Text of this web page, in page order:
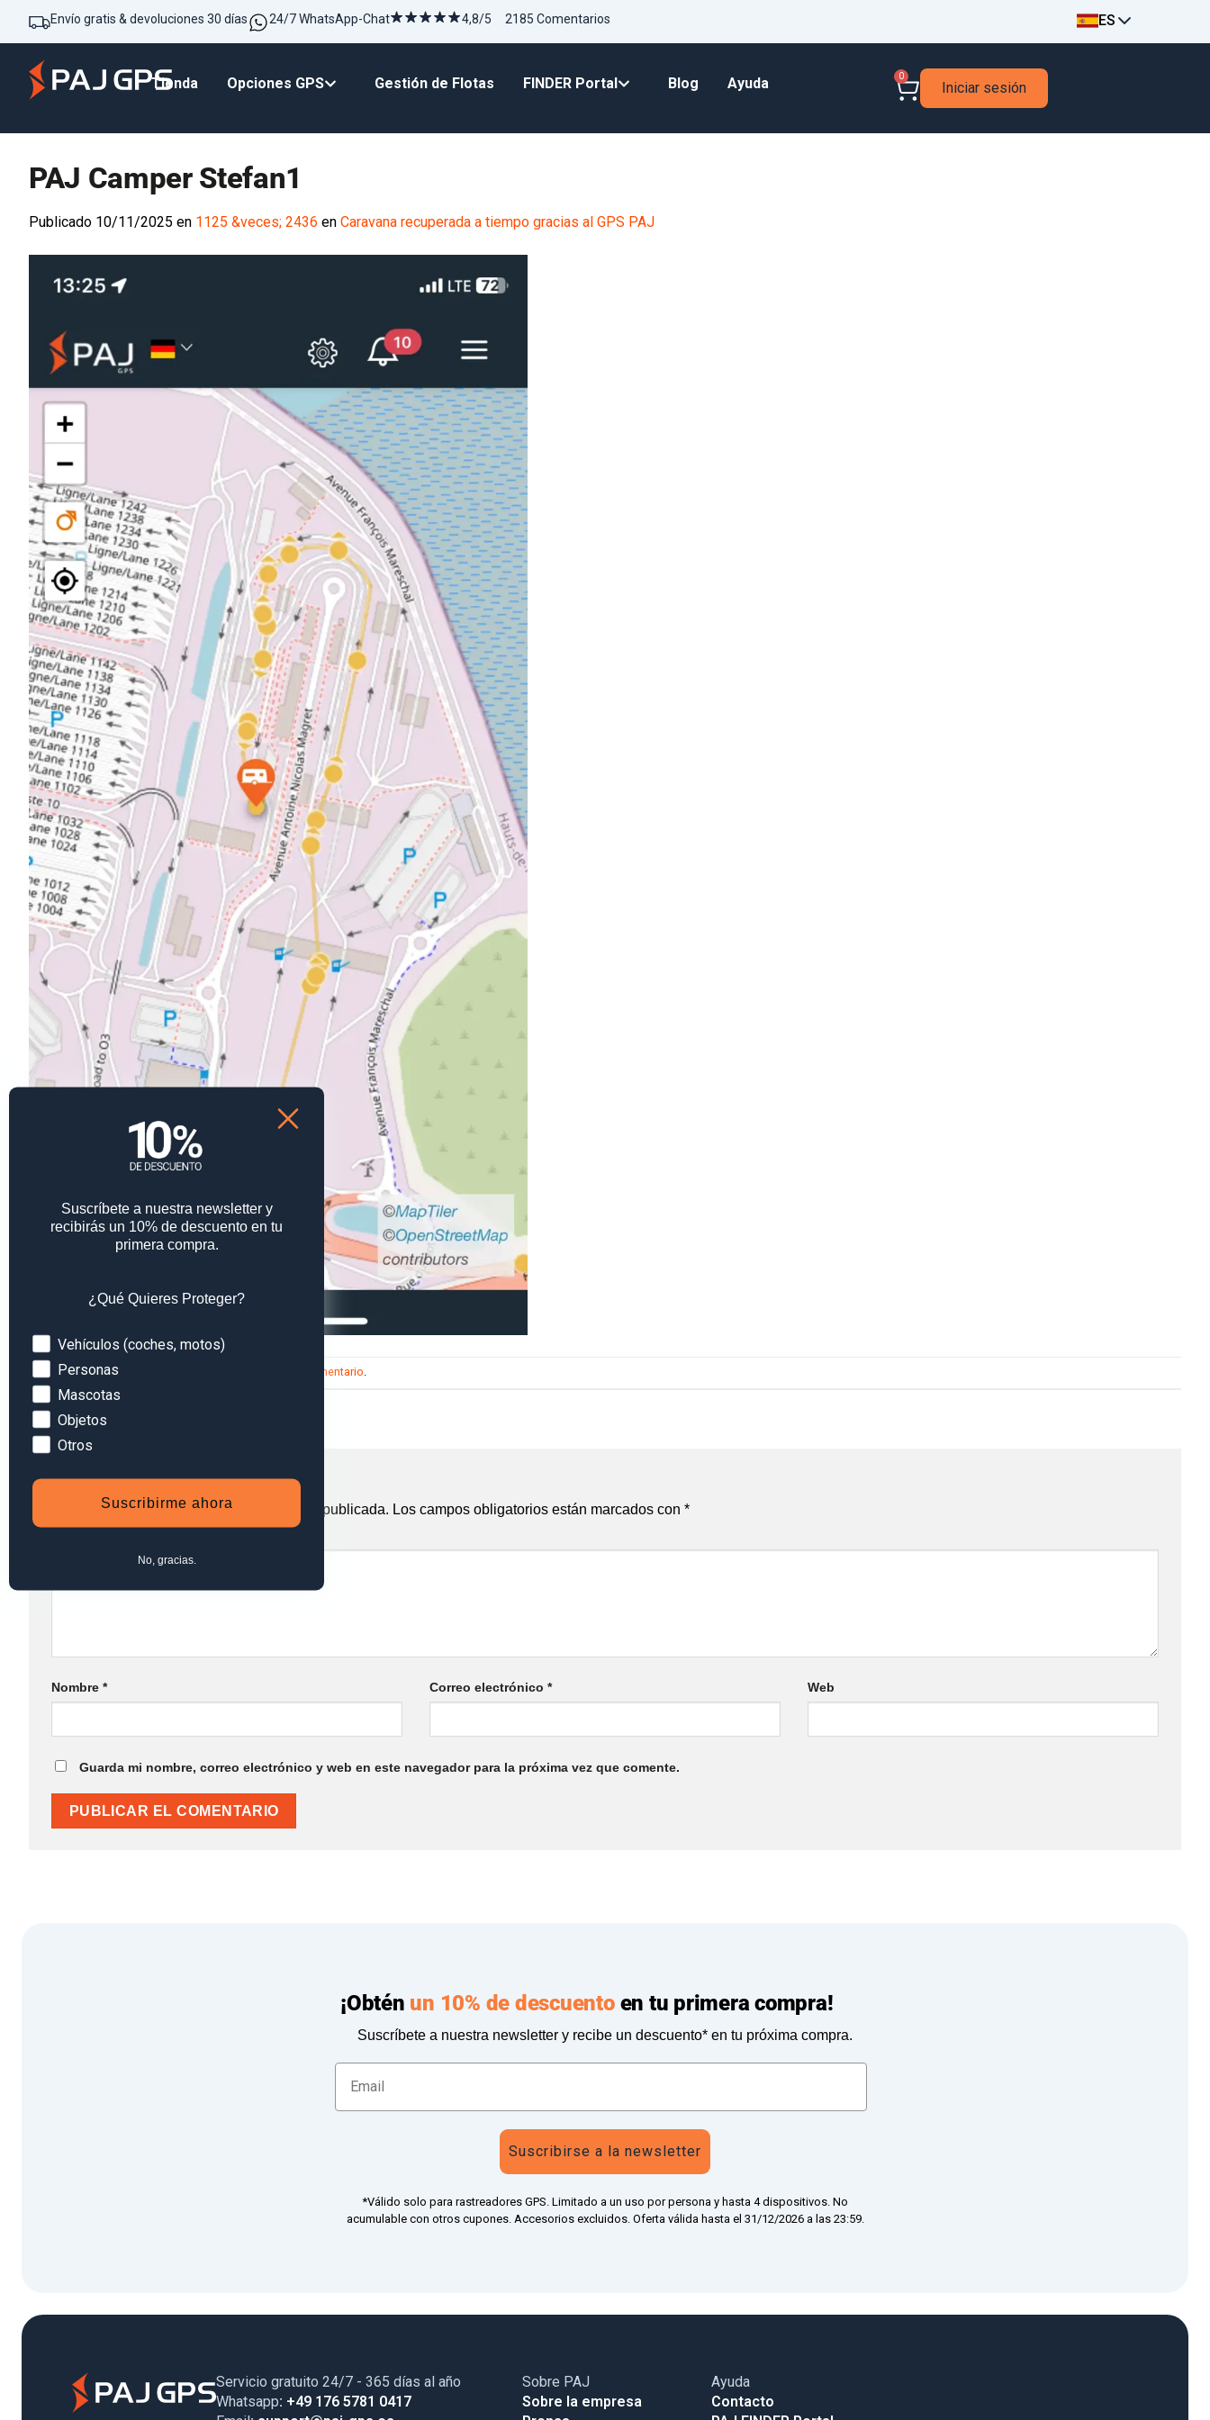
Envío gratis & devoluciones 30 días 24/7 WhatsApp-Chat 4,8/5 2185 Comentarios ES
Tienda Opciones GPS Gestión de Flotas FINDER Portal Blog Ayuda 0
Iniciar sesión
PAJ Camper Stefan1
Publicado 10/11/2025 en 1125 &veces; 2436 en Caravana recuperada a tiempo gracias al GPS PAJ
Trackbacks están cerrados, pero puedes publicar un comentario.
←Anterior
Siguiente→
Deja una respuesta
Tu dirección de correo electrónico no será publicada. Los campos obligatorios están marcados con *
Nombre * Correo electrónico * Web
Guarda mi nombre, correo electrónico y web en este navegador para la próxima vez que comente.
¡Obtén un 10% de descuentoen tu primera compra!
Suscríbete a nuestra newsletter y recibe un descuento* en tu próxima compra.
Suscribirse a la newsletter
*Válido solo para rastreadores GPS. Limitado a un uso por persona y hasta 4 dispositivos. No
acumulable con otros cupones. Accesorios excluidos. Oferta válida hasta el 31/12/2026 a las 23:59.
Servicio gratuito 24/7 - 365 días al año
Whatsapp: +49 176 5781 0417
Sobre PAJ
Sobre la empresa
Ayuda
Contacto
Suscríbete a nuestra newsletter y
recibirás un 10% de descuento en tu
primera compra.
¿Qué Quieres Proteger?
Devices
Vehículos (coches, motos)
Personas
Mascotas
Objetos
Otros
Suscribirme ahora
No, gracias.